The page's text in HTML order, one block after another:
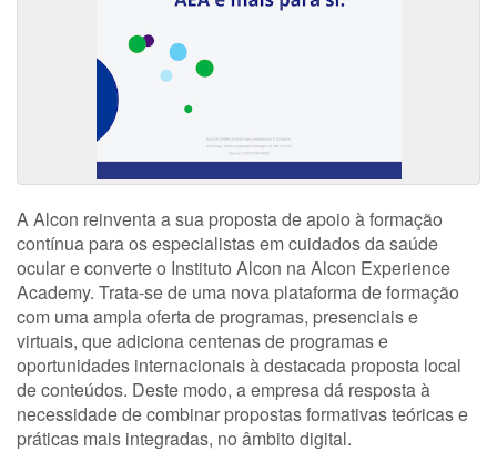
A Alcon reinventa a sua proposta de apoio à formação
contínua para os especialistas em cuidados da saúde
ocular e converte o Instituto Alcon na Alcon Experience
Academy. Trata-se de uma nova plataforma de formação
com uma ampla oferta de programas, presenciais e
virtuais, que adiciona centenas de programas e
oportunidades internacionais à destacada proposta local
de conteúdos. Deste modo, a empresa dá resposta à
necessidade de combinar propostas formativas teóricas e
práticas mais integradas, no âmbito digital.